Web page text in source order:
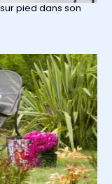
pied dans son